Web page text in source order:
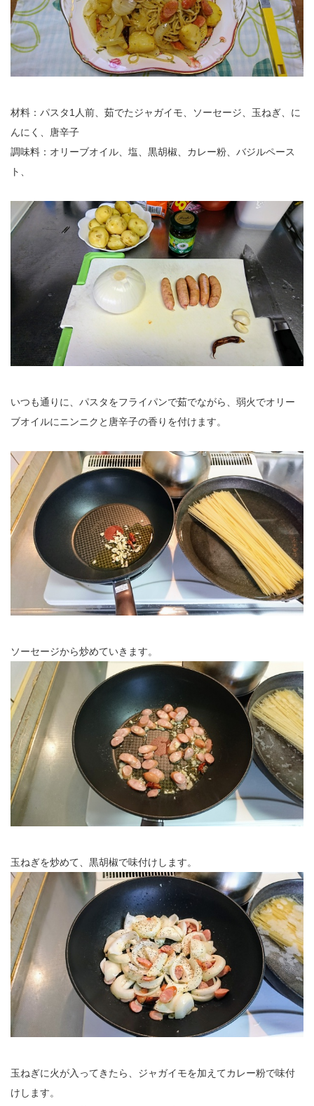
材料：パスタ1人前、茹でたジャガイモ、ソーセージ、玉ねぎ、に
んにく、唐辛子
調味料：オリーブオイル、塩、黒胡椒、カレー粉、バジルペース
ト、
いつも通りに、パスタをフライパンで茹でながら、弱火でオリー
ブオイルにニンニクと唐辛子の香りを付けます。
ソーセージから炒めていきます。
玉ねぎを炒めて、黒胡椒で味付けします。
玉ねぎに火が入ってきたら、ジャガイモを加えてカレー粉で味付
けします。